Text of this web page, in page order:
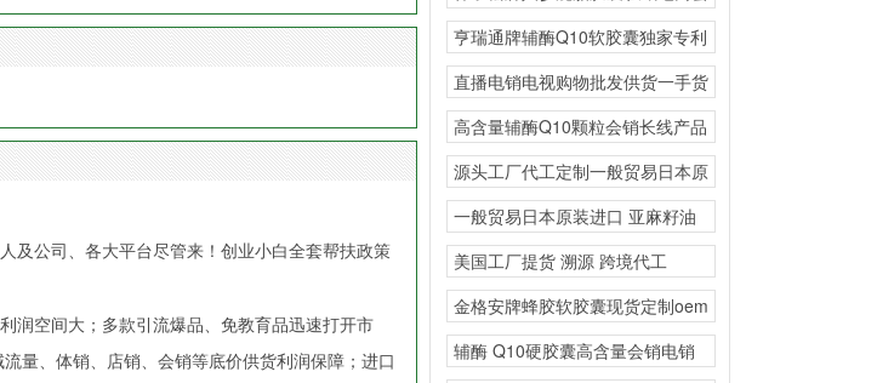
及公司、各大平台尽管来！创业小白全套帮扶政策
润空间大；多款引流爆品、免教育品迅速打开市
量、体销、店销、会销等底价供货利润保障；进口
销
亨瑞通牌辅酶Q10软胶囊独家专利
贴牌现货大包
直播电销电视购物批发供货一手货
源骨关节内服外用氨糖
高含量辅酶Q10颗粒会销长线产品
源头工厂代工定制一般贸易日本原
装进口现货供应GEL
一般贸易日本原装进口 亚麻籽油
地龙蛋白纳豆凝胶糖果
美国工厂提货 溯源 跨境代工
GEMOOTE
金格安牌蜂胶软胶囊现货定制oem
大包提高免疫力首选
辅酶 Q10硬胶囊高含量会销电销